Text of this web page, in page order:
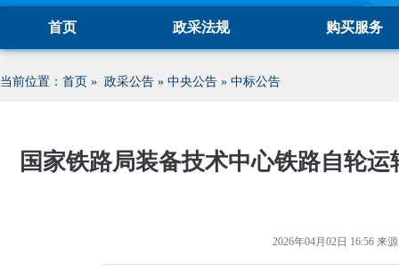
首页 政采法规 购买服务
当前位置： 首页 » 政采公告 » 中央公告 » 中标公告
国家铁路局装备技术中心铁路自轮
2026年04月02日 16:56 来